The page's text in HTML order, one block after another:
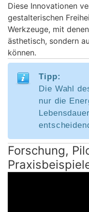
Diese Innovationen
gestalterischen
Werkzeuge, mit
ästhetisch, sondern
können.
Tipp:
Die Wahl
nur die
Forschung,